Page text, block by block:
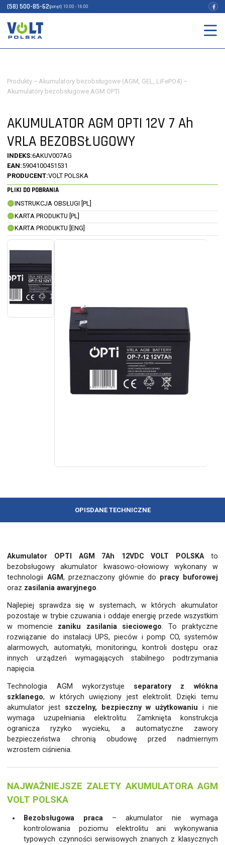
(58) 500-85-62(pon-pt) 10:00 - 16:00
Produkty – Akumulatory bezobsługowe (AGM, GEL, LiFePO4) –
Akumulatory bezobsługowe AGM OPTI
AKUMULATOR AGM OPTI 12V 7 Ah
VRLA BEZOBSŁUGOWY
INDEKS:6AKUV007AG
EAN:5904100451531
PRODUCENT:VOLT POLSKA
PLIKI DO POBRANIA
INSTRUKCJA OBSŁUGI [PL]
KARTA PRODUKTU [PL]
KARTA PRODUKTU [ENG]
OPISDANE TECHNICZNE
Akumulator OPTI AGM 7Ah 12VDC VOLT POLSKAto
bezobsługowy akumulator kwasowo-ołowiowy wykonany w
technologii AGM, przeznaczony głównie do pracy buforowej
oraz zasilania awaryjnego.
Najlepiej sprawdza się w systemach, w których akumulator
pozostaje w trybie czuwania i oddaje energię przede wszystkim
w momencie zaniku zasilania sieciowego. To praktyczne
rozwiązanie do instalacji UPS, pieców i pomp CO, systemów
alarmowych, automatyki, monitoringu, kontroli dostępu oraz
innych urządzeń wymagających stabilnego podtrzymania
napięcia.
Technologia AGM wykorzystuje separatory z włókna
szklanego, w których uwięziony jest elektrolit. Dzięki temu
akumulator jest szczelny, bezpieczny w użytkowaniu i nie
wymaga uzupełniania elektrolitu. Zamknięta konstrukcja
ogranicza ryzyko wycieku, a automatyczne zawory
bezpieczeństwa chronią obudowę przed nadmiernym
wzrostem ciśnienia.
NAJWAŻNIEJSZE ZALETY AKUMULATORA AGM
VOLT POLSKA
Bezobsługowa praca – akumulator nie wymaga
kontrolowania poziomu elektrolitu ani wykonywania
typowych czynności serwisowych znanych z klasycznych